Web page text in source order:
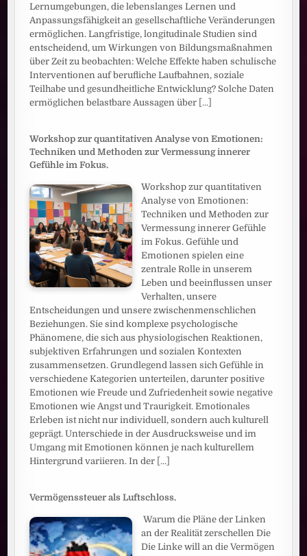
Lernumgebungen, die lebenslanges Lernen und
Anpassungsfähigkeit an gesellschaftliche Veränderungen
ermöglichen. Langfristige, longitudinale Studien sind
entscheidend, um Wirkungen von Bildungsmaßnahmen
über Zeit zu beobachten: Welche Effekte haben schulische
Interventionen auf berufliche Laufbahnen, soziale
Teilhabe und gesundheitliche Entwicklung? Solche Daten
ermöglichen belastbare Aussagen über [...]
Workshop zur quantitativen Analyse von Emotionen:
Techniken und Methoden zur Vermessung innerer
Gefühle im Fokus.
Workshop zur quantitativen
Analyse von Emotionen:
Techniken und Methoden zur
Vermessung innerer Gefühle
im Fokus. Gefühle und
Emotionen spielen eine
zentrale Rolle in unserem
Leben und beeinflussen unser
Verhalten, unsere
Entscheidungen und unsere zwischenmenschlichen
Beziehungen. Sie sind komplexe psychologische
Phänomene, die sich aus physiologischen Reaktionen,
subjektiven Erfahrungen und sozialen Kontexten
zusammensetzen. Grundlegend lassen sich Gefühle in
verschiedene Kategorien unterteilen, darunter positive
Emotionen wie Freude und Zufriedenheit sowie negative
Emotionen wie Angst und Traurigkeit. Emotionales
Erleben ist nicht nur individuell, sondern auch kulturell
geprägt. Unterschiede in der Ausdrucksweise und im
Umgang mit Emotionen können je nach kulturellem
Hintergrund variieren. In der [...]
Vermögenssteuer als Luftschloss.
Warum die Pläne der Linken
an der Realität zerschellen Die
Die Linke will an die Vermögen